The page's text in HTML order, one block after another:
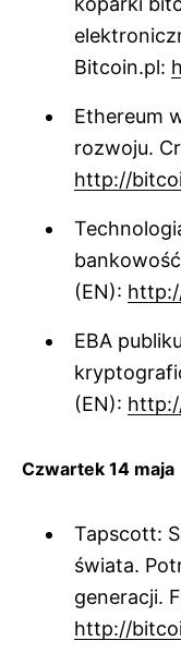
Bitcoin.pl:
Ethereum
rozwoju.
http://
(EN):
EBA
(EN):
Czwartek 14 maja
Tapscott:
świata.
generacji.
http://